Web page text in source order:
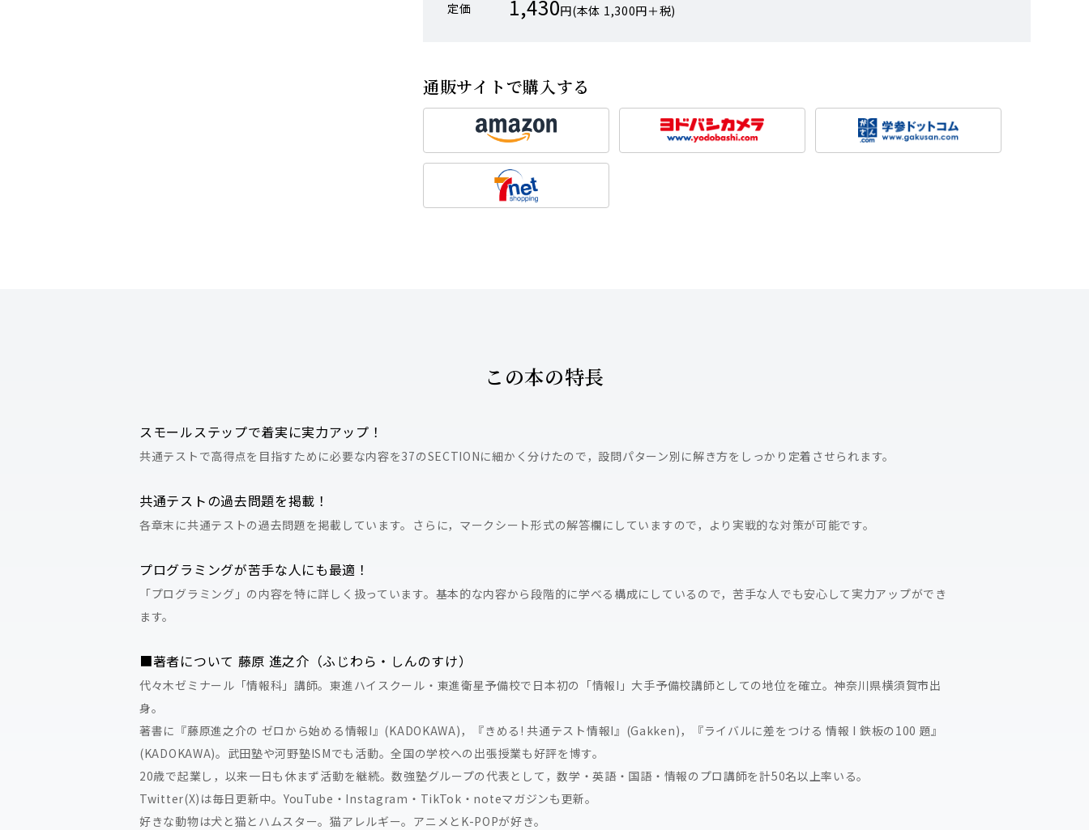
定価 1,430円(本体 1,300円＋税)
通販サイトで購入する
この本の特長
スモールステップで着実に実力アップ！
共通テストで高得点を目指すために必要な内容を37のSECTIONに細かく分けたので，設問パターン別に解き方をしっかり定着させられます。
共通テストの過去問題を掲載！
各章末に共通テストの過去問題を掲載しています。さらに，マークシート形式の解答欄にしていますので，より実戦的な対策が可能です。
プログラミングが苦手な人にも最適！
「プログラミング」の内容を特に詳しく扱っています。基本的な内容から段階的に学べる構成にしているので，苦手な人でも安心して実力アップができ
ます。
■著者について 藤原 進之介（ふじわら・しんのすけ）
代々木ゼミナール「情報科」講師。東進ハイスクール・東進衛星予備校で日本初の「情報I」大手予備校講師としての地位を確立。神奈川県横須賀市出
身。
著書に『藤原進之介の ゼロから始める情報I』(KADOKAWA)，『きめる! 共通テスト情報I』(Gakken)，『ライバルに差をつける 情報 I 鉄板の100 題』
(KADOKAWA)。武田塾や河野塾ISMでも活動。全国の学校への出張授業も好評を博す。
20歳で起業し，以来一日も休まず活動を継続。数強塾グループの代表として，数学・英語・国語・情報のプロ講師を計50名以上率いる。
Twitter(X)は毎日更新中。YouTube・Instagram・TikTok・noteマガジンも更新。
好きな動物は犬と猫とハムスター。猫アレルギー。アニメとK-POPが好き。